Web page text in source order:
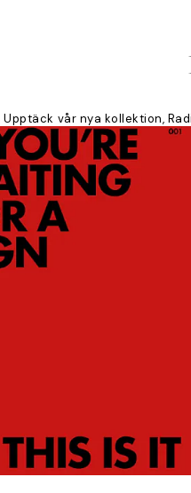
Upptäck vår nya kollektion,